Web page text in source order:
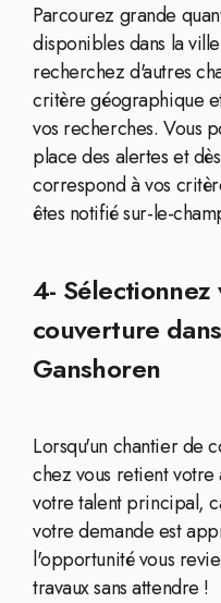
Parcourez grande
disponibles dans la
recherchez d'autres
critère géographique
vos recherches. Vous
place des alertes et
correspond à vos
êtes notifié sur-le-
4-
couverture
Ganshoren
Lorsqu'un chantier de
chez vous retient
votre talent principal,
votre demande est
l'opportunité vous
travaux sans attendre !